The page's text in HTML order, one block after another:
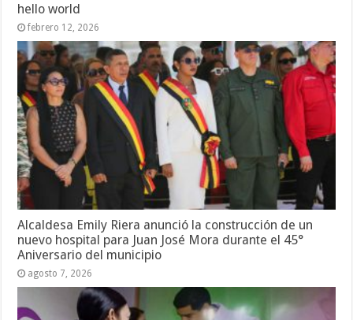
hello world
febrero 12, 2026
Alcaldesa Emily Riera anunció la construcción de un
nuevo hospital para Juan José Mora durante el 45°
Aniversario del municipio
agosto 7, 2026